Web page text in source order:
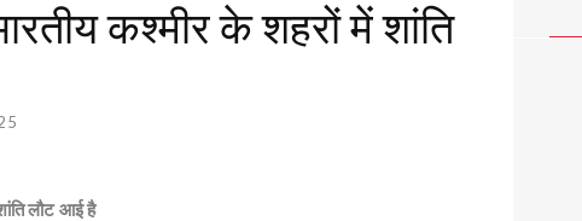
कश्मीर के शहरों में शांति
लौट आई है